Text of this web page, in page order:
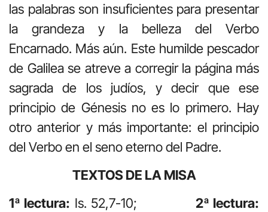
las palabras son insuficientes para presentar
la grandeza y la belleza del Verbo
Encarnado. Más aún. Este humilde pescador
de Galilea se atreve a corregir la página más
sagrada de los judíos, y decir que ese
principio de Génesis no es lo primero. Hay
otro anterior y más importante: el principio
del Verbo en el seno eterno del Padre.
TEXTOS DE LA MISA
1ª lectura: Is. 52,7-10; 2ª lectura: